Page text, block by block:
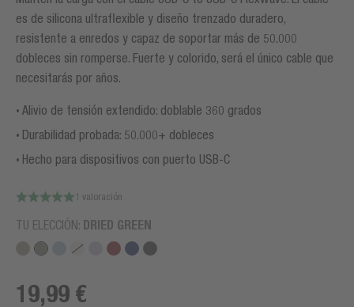
es de silicona ultraflexible y diseño trenzado duradero,
resistente a enredos y capaz de soportar más de 50.000
dobleces sin romperse. Fuerte y colorido, será el único cable que
necesitarás por años.
Alivio de tensión extendido: doblable 360 grados
Durabilidad probada: 50.000+ dobleces
Hecho para dispositivos con puerto USB-C
1 valoración
TU ELECCIÓN: DRIED GREEN
19,99 €